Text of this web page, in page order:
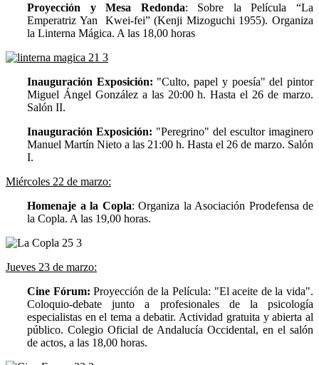
Proyección y Mesa Redonda: Sobre la Película “La
Emperatriz Yan Kwei-fei” (Kenji Mizoguchi 1955). Organiza
la Linterna Mágica. A las 18,00 horas
Inauguración Exposición: "Culto, papel y poesía" del pintor
Miguel Ángel González a las 20:00 h. Hasta el 26 de marzo.
Salón II.
Inauguración Exposición: "Peregrino" del escultor imaginero
Manuel Martín Nieto a las 21:00 h. Hasta el 26 de marzo. Salón
I.
Miércoles 22 de marzo:
Homenaje a la Copla: Organiza la Asociación Prodefensa de
la Copla. A las 19,00 horas.
Jueves 23 de marzo:
Cine Fórum: Proyección de la Película: "El aceite de la vida".
Coloquio-debate junto a profesionales de la psicología
especialistas en el tema a debatir. Actividad gratuita y abierta al
público. Colegio Oficial de Andalucía Occidental, en el salón
de actos, a las 18,00 horas.